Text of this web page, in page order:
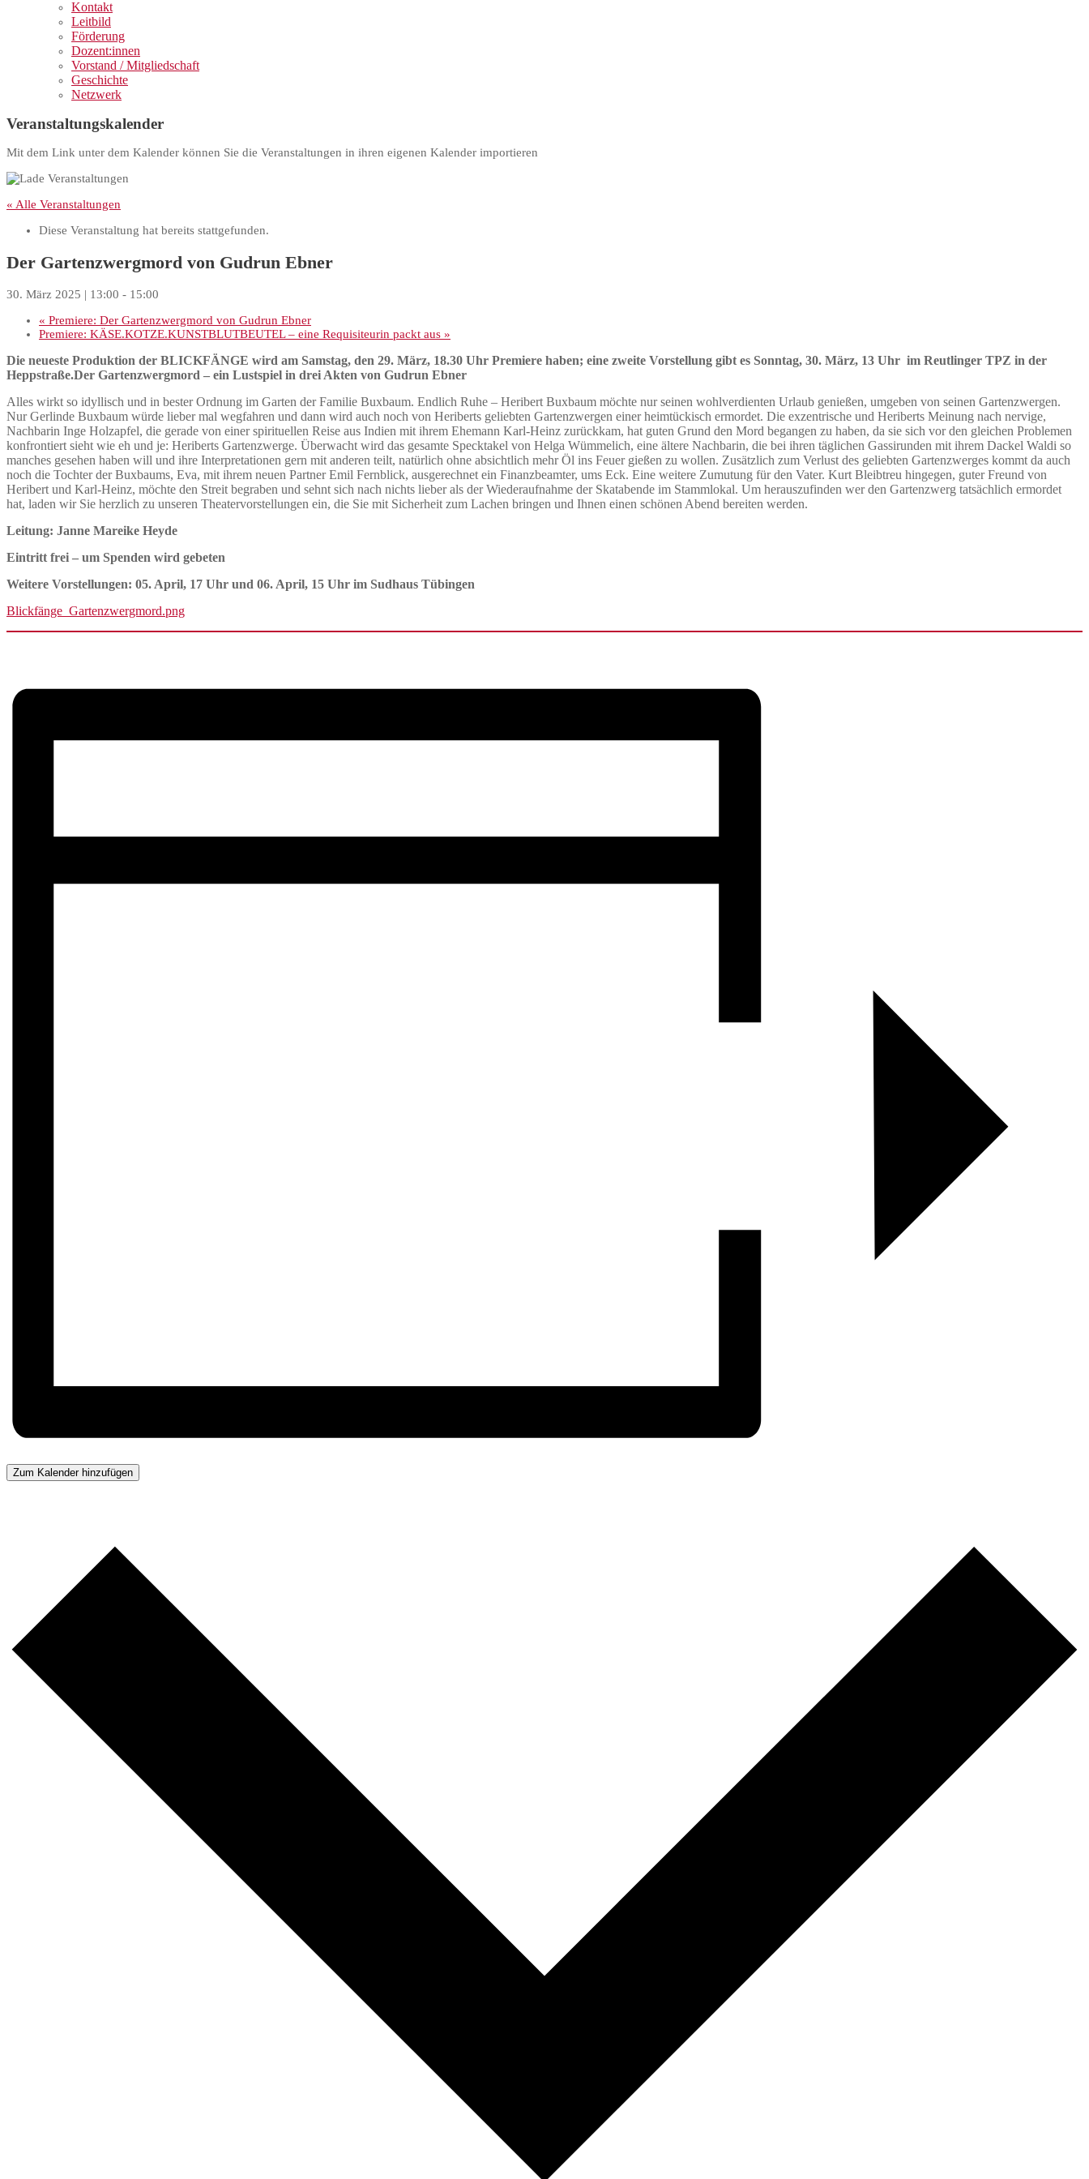
Kontakt
Leitbild
Förderung
Dozent:innen
Vorstand / Mitgliedschaft
Geschichte
Netzwerk
Veranstaltungskalender
Mit dem Link unter dem Kalender können Sie die Veranstaltungen in ihren eigenen Kalender importieren
« Alle Veranstaltungen
Diese Veranstaltung hat bereits stattgefunden.
Der Gartenzwergmord von Gudrun Ebner
30. März 2025 | 13:00 - 15:00
« Premiere: Der Gartenzwergmord von Gudrun Ebner
Premiere: KÄSE.KOTZE.KUNSTBLUTBEUTEL – eine Requisiteurin packt aus »
Die neueste Produktion der BLICKFÄNGE wird am Samstag, den 29. März, 18.30 Uhr Premiere haben; eine zweite Vorstellung gibt es Sonntag, 30. März, 13 Uhr im Reutlinger TPZ in der
Heppstraße.Der Gartenzwergmord – ein Lustspiel in drei Akten von Gudrun Ebner
Alles wirkt so idyllisch und in bester Ordnung im Garten der Familie Buxbaum. Endlich Ruhe – Heribert Buxbaum möchte nur seinen wohlverdienten Urlaub genießen, umgeben von seinen Gartenzwergen.
Nur Gerlinde Buxbaum würde lieber mal wegfahren und dann wird auch noch von Heriberts geliebten Gartenzwergen einer heimtückisch ermordet. Die exzentrische und Heriberts Meinung nach nervige,
Nachbarin Inge Holzapfel, die gerade von einer spirituellen Reise aus Indien mit ihrem Ehemann Karl-Heinz zurückkam, hat guten Grund den Mord begangen zu haben, da sie sich vor den gleichen Problemen
konfrontiert sieht wie eh und je: Heriberts Gartenzwerge. Überwacht wird das gesamte Specktakel von Helga Wümmelich, eine ältere Nachbarin, die bei ihren täglichen Gassirunden mit ihrem Dackel Waldi so
manches gesehen haben will und ihre Interpretationen gern mit anderen teilt, natürlich ohne absichtlich mehr Öl ins Feuer gießen zu wollen. Zusätzlich zum Verlust des geliebten Gartenzwerges kommt da auch
noch die Tochter der Buxbaums, Eva, mit ihrem neuen Partner Emil Fernblick, ausgerechnet ein Finanzbeamter, ums Eck. Eine weitere Zumutung für den Vater. Kurt Bleibtreu hingegen, guter Freund von
Heribert und Karl-Heinz, möchte den Streit begraben und sehnt sich nach nichts lieber als der Wiederaufnahme der Skatabende im Stammlokal. Um herauszufinden wer den Gartenzwerg tatsächlich ermordet
hat, laden wir Sie herzlich zu unseren Theatervorstellungen ein, die Sie mit Sicherheit zum Lachen bringen und Ihnen einen schönen Abend bereiten werden.
Leitung: Janne Mareike Heyde
Eintritt frei – um Spenden wird gebeten
Weitere Vorstellungen: 05. April, 17 Uhr und 06. April, 15 Uhr im Sudhaus Tübingen
Blickfänge_Gartenzwergmord.png
Zum Kalender hinzufügen